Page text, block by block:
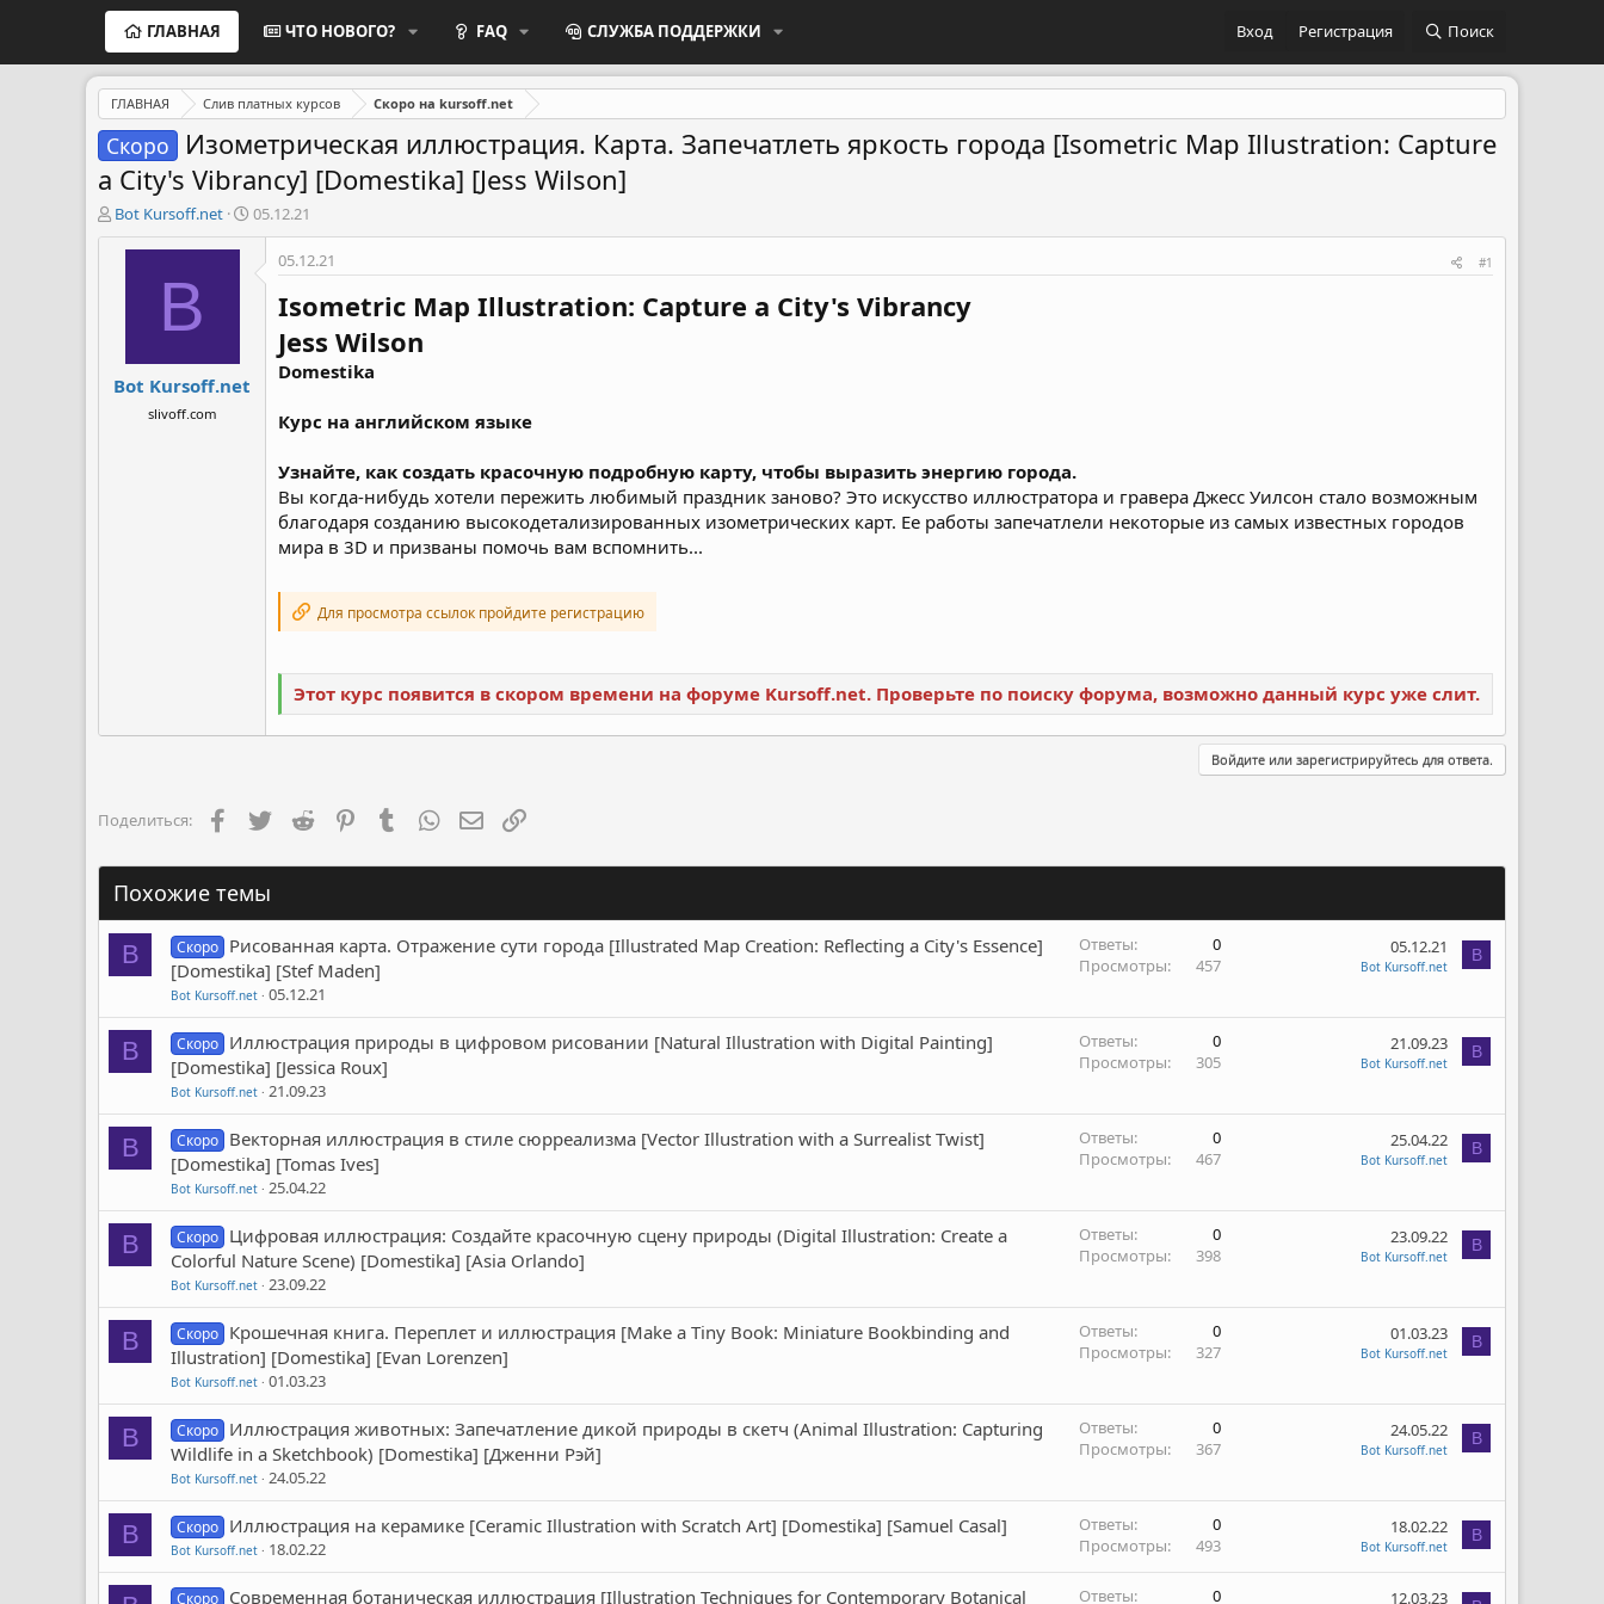
ГЛАВНАЯ ЧТО НОВОГО? FAQ СЛУЖБА ПОДДЕРЖКИ Вход Регистрация Поиск
ГЛАВНАЯ Слив платных курсов Скоро на kursoff.net
Скоро
Изометрическая иллюстрация. Карта. Запечатлеть яркость города [Isometric Map Illustration: Capture
a City's Vibrancy] [Domestika] [Jess Wilson]
А
в
ы
Bot Kursoff.net
Д
а
а
05.12.21
B
Bot Kursoff.net
slivoff.com
05.12.21 #1
Isometric Map Illustration: Capture a City's Vibrancy
Jess Wilson
Domestika
Курс на английском языке
Узнайте, как создать красочную подробную карту, чтобы выразить энергию города.
Вы когда-нибудь хотели пережить любимый праздник заново? Это искусство иллюстратора и гравера Джесс Уилсон стало возможным
благодаря созданию высокодетализированных изометрических карт. Ее работы запечатлели некоторые из самых известных городов
мира в 3D и призваны помочь вам вспомнить...
Для просмотра ссылок пройдите регистрацию
Этот курс появится в скором времени на форуме Kursoff.net. Проверьте по поиску форума, возможно данный курс уже слит.
Войдите или зарегистрируйтесь для ответа.
Поделиться: FacebookTwitter Reddit PinterestTumblr WhatsAppЭлектронная почта
Похожие темы
B Скоро Рисованная карта. Отражение сути города [Illustrated Map Creation: Reflecting a City's Essence]
[Domestika] [Stef Maden]
Bot Kursoff.net 05.12.21
Ответы
0
Просмотры
457
05.12.21
Bot Kursoff.net
B
B Скоро Иллюстрация природы в цифровом рисовании [Natural Illustration with Digital Painting]
[Domestika] [Jessica Roux]
Bot Kursoff.net 21.09.23
Ответы
0
Просмотры
305
21.09.23
Bot Kursoff.net
B
B Скоро Векторная иллюстрация в стиле сюрреализма [Vector Illustration with a Surrealist Twist]
[Domestika] [Tomas Ives]
Bot Kursoff.net 25.04.22
Ответы
0
Просмотры
467
25.04.22
Bot Kursoff.net
B
B Скоро Цифровая иллюстрация: Создайте красочную сцену природы (Digital Illustration: Create a
Colorful Nature Scene) [Domestika] [Asia Orlando]
Bot Kursoff.net 23.09.22
Ответы
0
Просмотры
398
23.09.22
Bot Kursoff.net
B
B Скоро Крошечная книга. Переплет и иллюстрация [Make a Tiny Book: Miniature Bookbinding and
Illustration] [Domestika] [Evan Lorenzen]
Bot Kursoff.net 01.03.23
Ответы
0
Просмотры
327
01.03.23
Bot Kursoff.net
B
B Скоро Иллюстрация животных: Запечатление дикой природы в скетч (Animal Illustration: Capturing
Wildlife in a Sketchbook) [Domestika] [Дженни Рэй]
Bot Kursoff.net 24.05.22
Ответы
0
Просмотры
367
24.05.22
Bot Kursoff.net
B
B Скоро Иллюстрация на керамике [Ceramic Illustration with Scratch Art] [Domestika] [Samuel Casal]
Bot Kursoff.net 18.02.22
Ответы
0
Просмотры
493
18.02.22
Bot Kursoff.net
B
Скоро Современная ботаническая иллюстрация [Illustration Techniques for Contemporary Botanical Ответы 0 12.03.23